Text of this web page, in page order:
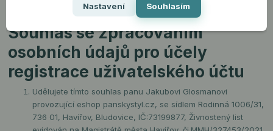
Souhlas se zpracováním
osobních údajů pro účely
registrace uživatelského účtu
Udělujete tímto souhlas panu Jakubovi Glosmanovi
provozující eshop panskystyl.cz, se sídlem Rodinná 1006/31,
736 01, Havířov, Bludovice, IČ:73199877, Živnostený list
Nastavení Souhlasím